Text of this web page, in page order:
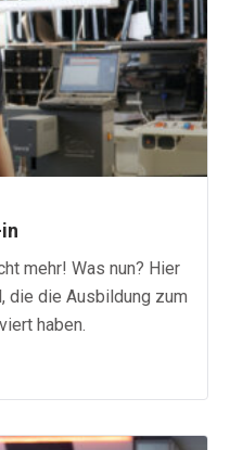
mehr! Was nun? Hier
die die Ausbildung zum
haben.